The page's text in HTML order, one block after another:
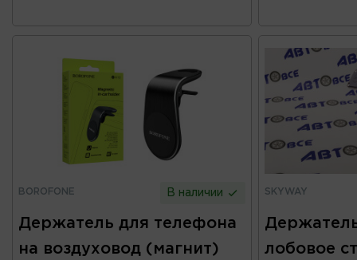
BOROFONE В наличии
Держатель для телефона
на воздуховод (магнит)
SKYWAY
лобовое